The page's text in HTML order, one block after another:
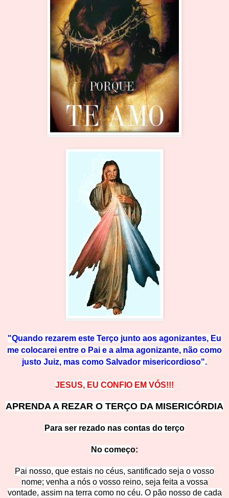
"Quando rezarem este Terço junto aos agonizantes, Eu
me colocarei entre o Pai e a alma agonizante, não como
justo Juiz, mas como Sa lvador misericordioso".
JESUS, EU CONFIO EM VÓS!!!
APRENDA A REZAR O TERÇO DA MISERICÓRDIA
Para ser rezado nas contas do terço
No começo:
Pai nosso, que estais no céus, santificado seja o vosso
nome; venha a nós o vosso reino, seja feita a vossa
vontade, assim na terra como no céu. O pão nosso de cada